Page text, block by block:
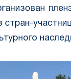
стран-